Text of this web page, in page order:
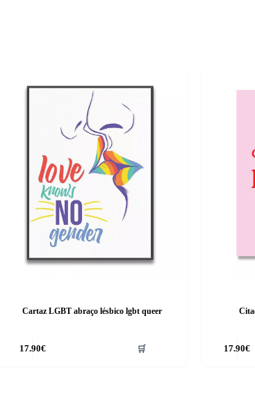
Cartaz LGBT abraço lésbico lgbt queer
17.90€ 🛒 17.90€